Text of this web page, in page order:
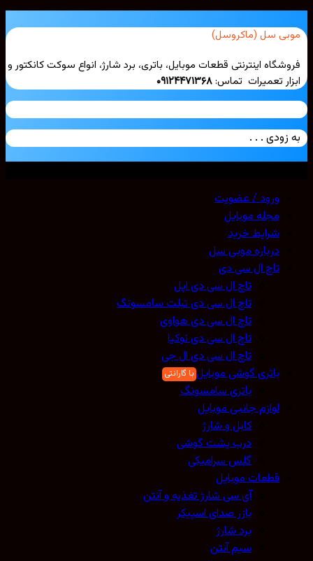
سل (ماکروسل)
اینترنتی قطعات موبایل، باتری، برد شارژ، انواع سوکت کانکتور و
تعمیرات تماس:۰۹۱۲۴۴۷۱۳۶۸
زودی . . .
ورود / عضویت
مجله موبایل
شرایط خرید
درباره موبی سل
تاچ ال سی دی
تاچ ال سی دی اپل
تاچ ال سی دی تبلت سامسونگ
تاچ ال سی دی هواوی
تاچ ال سی دی نوکیا
تاچ ال سی دی ال جی
باتری گوشی موبایل
باتری سامسونگ
لوازم جانبی موبایل
کابل و شارژ
درب پشت گوشی
گلس سرامیکی
قطعات موبایل
آی سی شارژ تغذیه و آنتن
بازر صدای اسپیکر
برد شارژ
سیم آنتن